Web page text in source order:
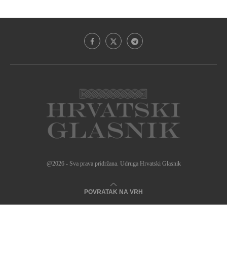
@2026 - Sva prava pridržana. Udruga Hrvatski Glasnik
POVRATAK NA VRH